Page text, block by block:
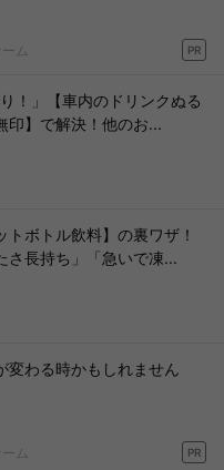
ム PR
！」【車内のドリンクぬる
印】で解決！他のお...
トボトル飲料】の裏ワザ！
さ長持ち」「急いで凍...
変わる時かもしれません
ム PR